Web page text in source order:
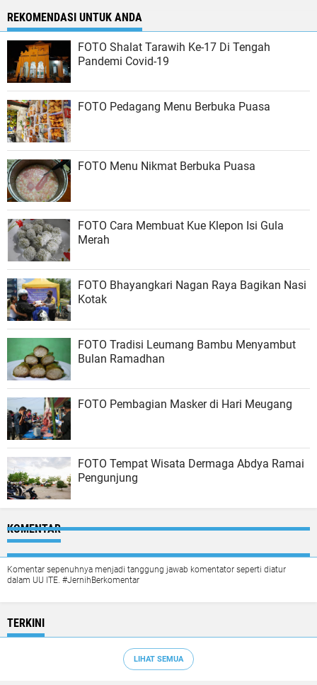
REKOMENDASI UNTUK ANDA
FOTO Shalat Tarawih Ke-17 Di Tengah
Pandemi Covid-19
FOTO Pedagang Menu Berbuka Puasa
FOTO Menu Nikmat Berbuka Puasa
FOTO Cara Membuat Kue Klepon Isi Gula
Merah
FOTO Bhayangkari Nagan Raya Bagikan Nasi
Kotak
FOTO Tradisi Leumang Bambu Menyambut
Bulan Ramadhan
FOTO Pembagian Masker di Hari Meugang
FOTO Tempat Wisata Dermaga Abdya Ramai
Pengunjung
KOMENTAR
Komentar sepenuhnya menjadi tanggung jawab komentator seperti diatur
dalam UU ITE. #JernihBerkomentar
TERKINI
LIHAT SEMUA